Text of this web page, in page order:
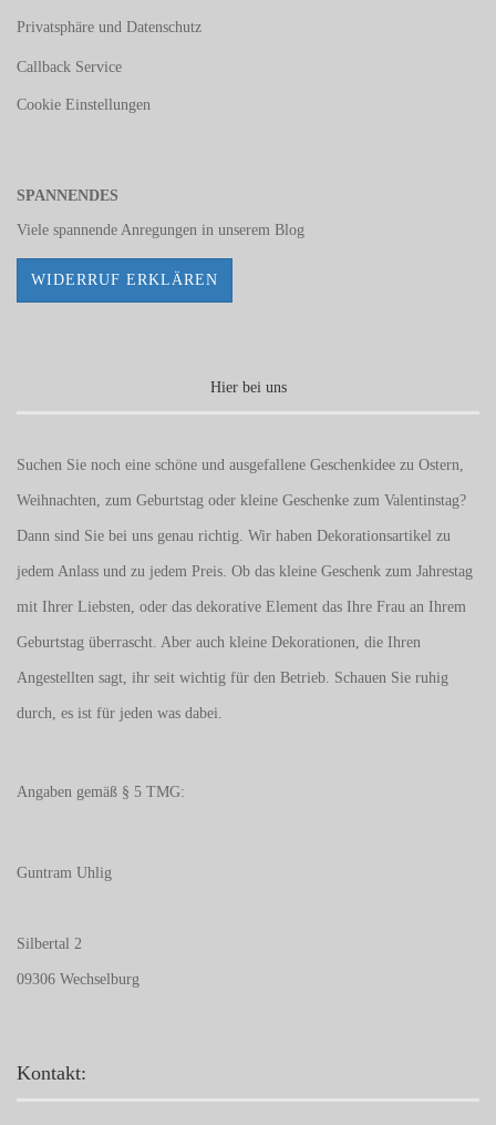
Privatsphäre und Datenschutz
Callback Service
Cookie Einstellungen
SPANNENDES
Viele spannende Anregungen in unserem Blog
WIDERRUF ERKLÄREN
Hier bei uns
Suchen Sie noch eine schöne und ausgefallene Geschenkidee zu Ostern,
Weihnachten, zum Geburtstag oder kleine Geschenke zum Valentinstag?
Dann sind Sie bei uns genau richtig. Wir haben Dekorationsartikel zu
jedem Anlass und zu jedem Preis. Ob das kleine Geschenk zum Jahrestag
mit Ihrer Liebsten, oder das dekorative Element das Ihre Frau an Ihrem
Geburtstag überrascht. Aber auch kleine Dekorationen, die Ihren
Angestellten sagt, ihr seit wichtig für den Betrieb. Schauen Sie ruhig
durch, es ist für jeden was dabei.
Angaben gemäß § 5 TMG:
Guntram Uhlig
Silbertal 2
09306 Wechselburg
Kontakt: